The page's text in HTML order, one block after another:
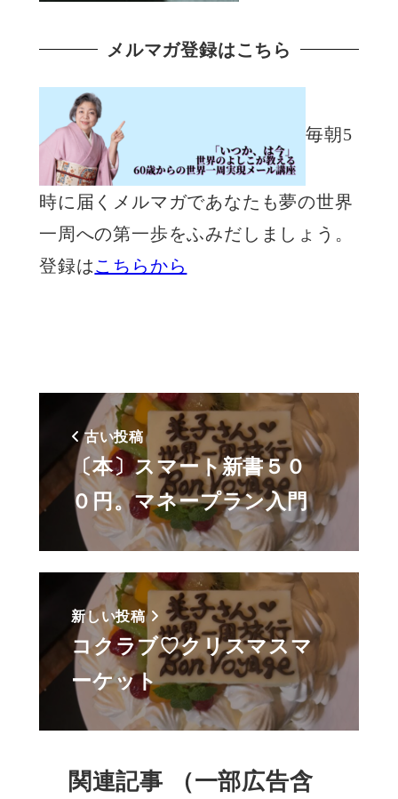
メルマガ登録はこちら
毎朝5
時に届くメルマガであなたも夢の世界
一周への第一歩をふみだしましょう。
登録はこちらから
古い投稿
〔本〕スマート新書５０
０円。マネープラン入門
新しい投稿
コクラブ♡クリスマスマ
ーケット
関連記事 （一部広告含